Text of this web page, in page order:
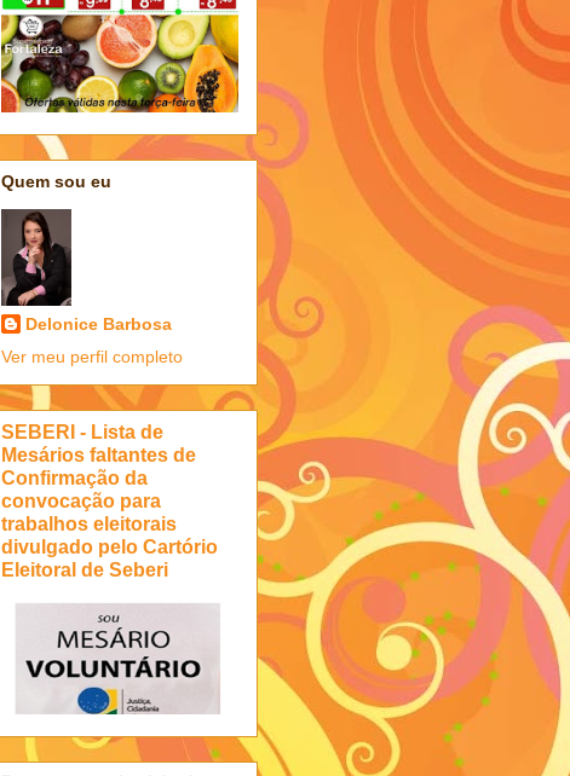
Quem sou eu
Delonice Barbosa
Ver meu perfil completo
SEBERI - Lista de
Mesários faltantes de
Confirmação da
convocação para
trabalhos eleitorais
divulgado pelo Cartório
Eleitoral de Seberi